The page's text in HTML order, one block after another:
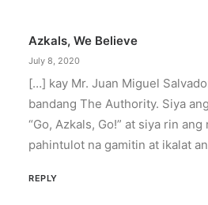
Shailene Woodley,
highlight how pet
Adopting a pet can change
and pet owner's.
Azkals, We Believe
July 8, 2020
[…] kay Mr. Juan Miguel
bandang The Authority. Siya
“Go, Azkals, Go!” at siya rin
pahintulot na gamitin at ikalat
REPLY